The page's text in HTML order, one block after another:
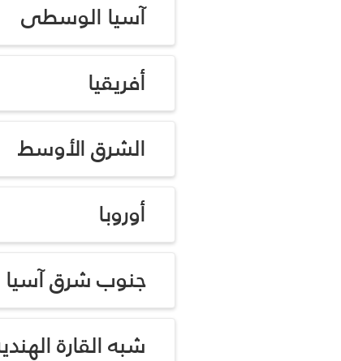
آسيا الوسطى
أفريقيا
الشرق الأوسط
أوروبا
جنوب شرق آسيا
شبه القارة